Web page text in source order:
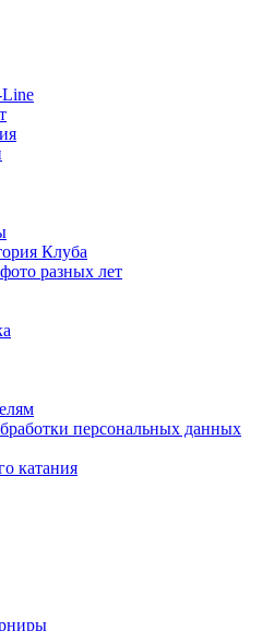
Line
Клуба
разных лет
персональных данных
катания